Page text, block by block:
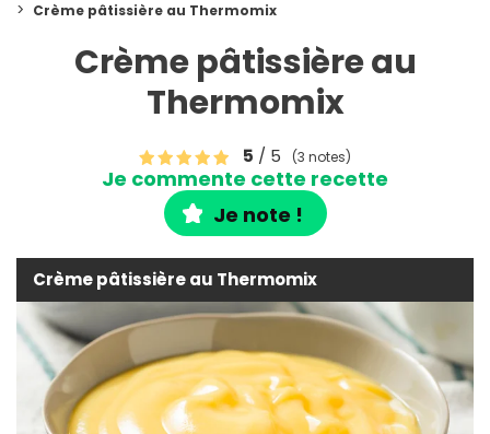
Crème pâtissière au Thermomix
Crème pâtissière au
Thermomix
5 / 5 (3 notes)
Je commente cette recette
Je note !
Crème pâtissière au Thermomix